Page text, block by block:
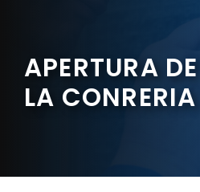
APERTURA
LA CONRERIA